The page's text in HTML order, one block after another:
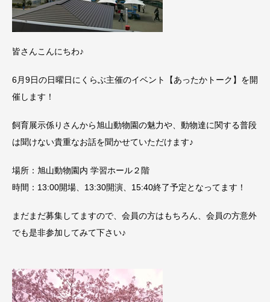
皆さんこんにちわ♪
6月9日の日曜日にくらぶ主催のイベント【あったかトーク】を開
催します！
飼育展示係りさんから旭山動物園の魅力や、動物達に関する普段
は聞けない貴重なお話を聞かせていただけます♪
場所：旭山動物園内 学習ホール２階
時間：13:00開場、13:30開演、15:40終了予定となってます！
まだまだ募集してますので、会員の方はもちろん、会員の方意外
でも是非参加してみて下さい♪